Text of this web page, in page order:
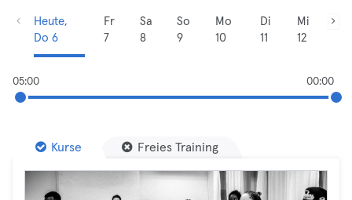
Heute,
Do 6
Fr
7
Sa
8
So
9
Mo
10
Di
11
Mi
12
05:00 00:00
Kurse Freies Training